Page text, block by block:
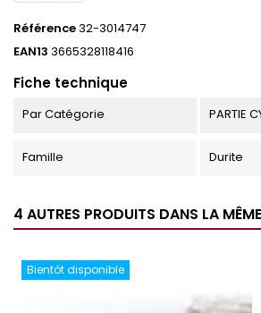
Référence32-3014747
EAN13 3665328118416
Fiche technique
Par Catégorie PARTIE
Famille Durite
4 AUTRES PRODUITS DANS LA
Bientôt disponible